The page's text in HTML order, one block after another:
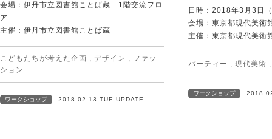
会場：伊丹市立図書館ことば蔵 1階交流フロ
ア
主催：伊丹市立図書館ことば蔵
こどもたちが考えた企画 , デザイン , ファッ
ション
ワークショップ 2018.02.13 TUE UPDATE
日時：2018年3月3日
会場：東京都現代美術
主催：東京都現代美術
パーティー , 現代美術
ワークショップ